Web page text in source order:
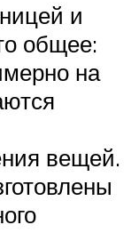
и
общее:
на
вещей.